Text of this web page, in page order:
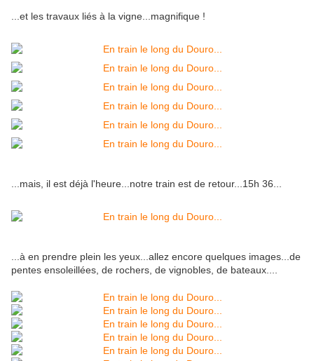
...et les travaux liés à la vigne...magnifique !
...mais, il est déjà l'heure...notre train est de retour...15h 36...
...à en prendre plein les yeux...allez encore quelques images...de
pentes ensoleillées, de rochers, de vignobles, de bateaux....